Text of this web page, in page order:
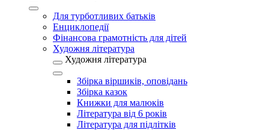
Для турботливих батьків
Енциклопедії
Фінансова грамотність для дітей
Художня література
Художня література
Збірка віршиків, оповідань
Збірка казок
Книжки для малюків
Література від 6 років
Література для підлітків